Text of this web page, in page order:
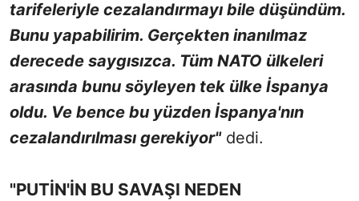
tarifeleriyle cezalandırmayı bile düşündüm.
Bunu yapabilirim. Gerçekten inanılmaz
derecede saygısızca. Tüm NATO ülkeleri
arasında bunu söyleyen tek ülke İspanya
oldu. Ve bence bu yüzden İspanya'nın
cezalandırılması gerekiyor"dedi.
"PUTİN'İN BU SAVAŞI NEDEN